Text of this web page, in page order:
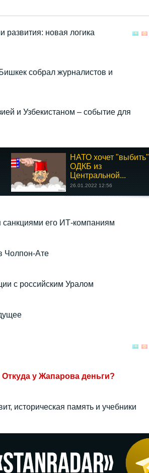
развития: новая логика
собрал журналистов и
и Узбекистаном – событие для
НАТО хочет "выбить"
ОДКБ из
Центральной...
26.01.2022 12:56
его ИТ-компаниям
Чолпон-Ате
с российским Уралом
у Жапарова деньги?
историческая память и учебники